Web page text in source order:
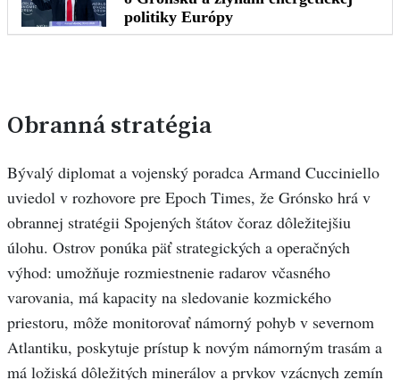
Obranná stratégia
Bývalý diplomat a vojenský poradca Armand Cucciniello
uviedol v rozhovore pre Epoch Times, že Grónsko hrá v
obrannej stratégii Spojených štátov čoraz dôležitejšiu
úlohu. Ostrov ponúka päť strategických a operačných
výhod: umožňuje rozmiestnenie radarov včasného
varovania, má kapacity na sledovanie kozmického
priestoru, môže monitorovať námorný pohyb v severnom
Atlantiku, poskytuje prístup k novým námorným trasám a
má ložiská dôležitých minerálov a prvkov vzácnych zemín